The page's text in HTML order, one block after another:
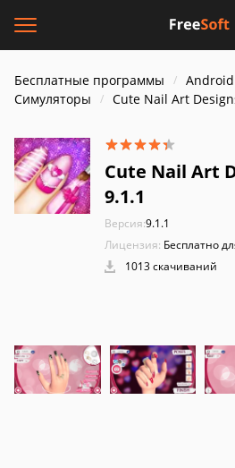
Бесплатные программы Android
Симуляторы
Cute Nail Art
Cute Nail Art
9.1.1
Версия:9.1.1
Лицензия: Бесплатно
1013 скачиваний